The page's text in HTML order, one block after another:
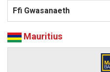
Mauritius